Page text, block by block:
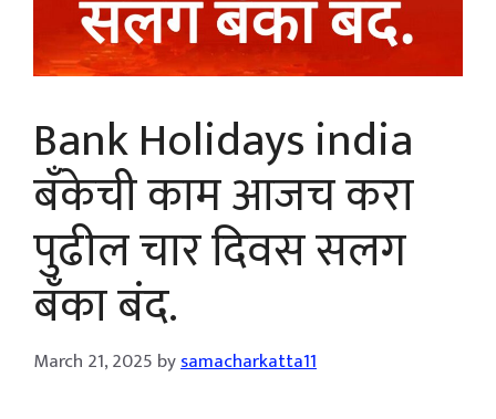
Bank Holidays india
बँकेची काम आजच करा
पुढील चार दिवस सलग
बँका बंद.
March 21, 2025 bysamacharkatta11